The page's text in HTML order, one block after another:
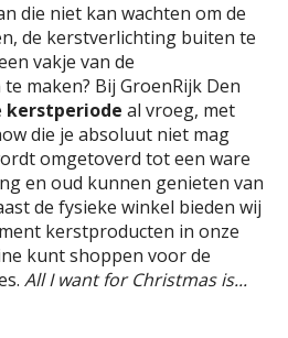
die niet kan wachten om de
de kerstverlichting buiten te
vakje van de
maken? Bij GroenRijk Den
kerstperiode al vroeg, met
die je absoluut niet mag
omgetoverd tot een ware
en oud kunnen genieten van
de fysieke winkel bieden wij
kerstproducten in onze
kunt shoppen voor de
All I want for Christmas is...